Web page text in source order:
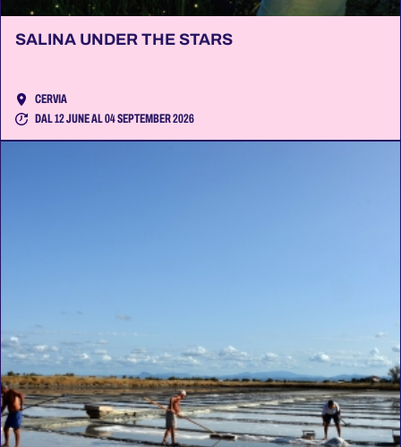
SALINA UNDER THE STARS
CERVIA
DAL 12 JUNE AL 04 SEPTEMBER 2026